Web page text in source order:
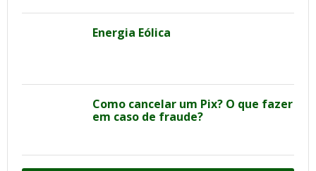
Energia Eólica
Como cancelar um Pix? O que fazer
em caso de fraude?